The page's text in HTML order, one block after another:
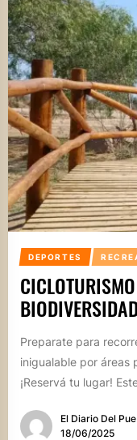
DEPORTES
Preparate para
inigualable por áreas
¡Reservá tu lugar!
El Diario Del
18/06/2025